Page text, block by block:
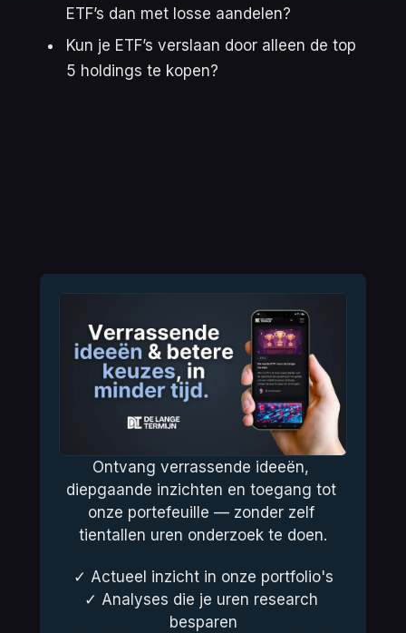
ETF’s dan met losse aandelen?
Kun je ETF’s verslaan door alleen de top
5 holdings te kopen?
Ontvang verrassende ideeën,
diepgaande inzichten en toegang tot
onze portefeuille — zonder zelf
tientallen uren onderzoek te doen.
✓ Actueel inzicht in onze portfolio's
✓ Analyses die je uren research
besparen